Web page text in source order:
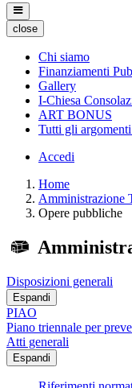
close
Chi siamo
Finanziamenti
Gallery
I-Chiesa
ART BONUS
Tutti gli
Accedi
Home
Amministrazione
Opere pubbliche
Disposizioni generali
Espandi
PIAO
Piano triennale per
Atti generali
Espandi